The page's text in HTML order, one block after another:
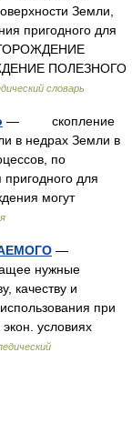
Земли,
пригодного для
ПОЛЕЗНОГО
словарь
— скопление
в недрах Земли в
по
пригодного для
могут
—
нужные
качеству и
при
условиях